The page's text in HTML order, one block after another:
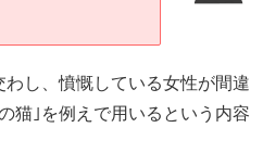
し、憤慨している女性が間違
猫｣を例えで用いるという内容